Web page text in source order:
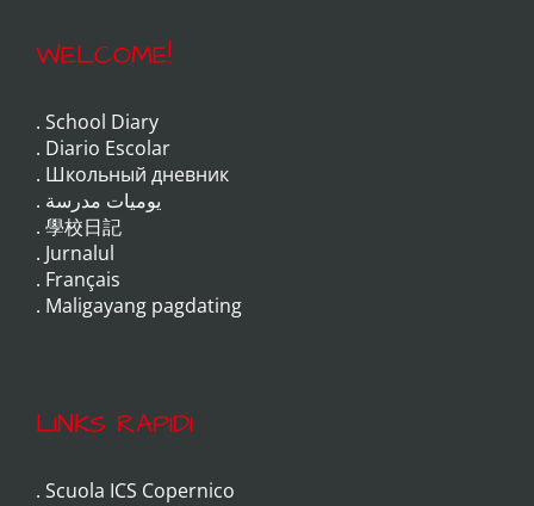
WELCOME!
. School Diary
. Diario Escolar
. Школьный дневник
. يوميات مدرسة
. 學校日記
. Jurnalul
. Français
. Maligayang pagdating
LINKS RAPIDI
. Scuola ICS Copernico